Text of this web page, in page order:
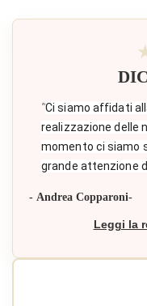
"Ci siamo affidati
realizzazione delle
momento ci siamo
grande attenzione
- Andrea Copparoni-
Leggi la